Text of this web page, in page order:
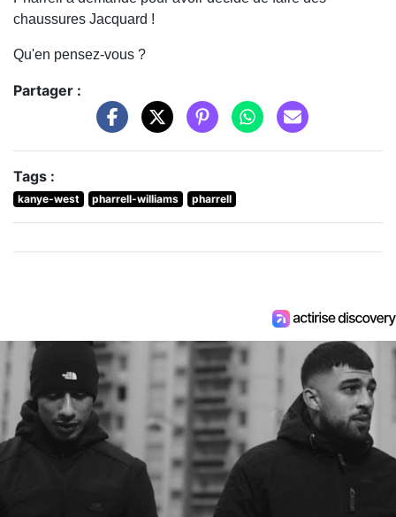
chaussures Jacquard !
Qu'en pensez-vous ?
Partager :
Tags :
kanye-west pharrell-williams pharrell